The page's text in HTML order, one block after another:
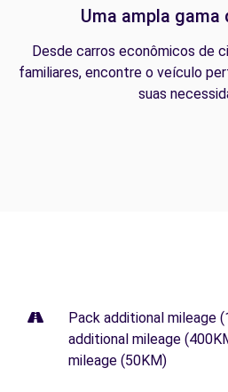
Uma ampla gama
Desde carros econômicos de
familiares, encontre o veículo
suas
Pack additional mileage
additional mileage
mileage (50KM)